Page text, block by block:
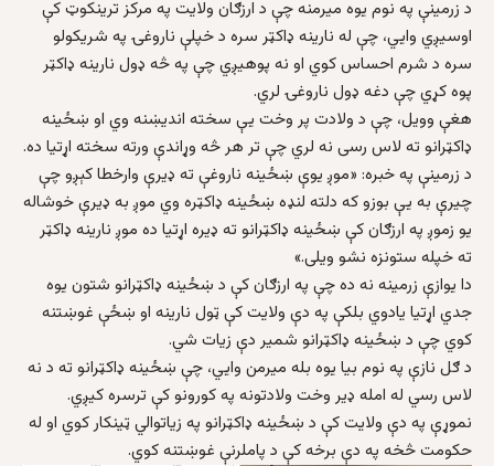
د زرمينې په نوم یوه میرمنه چې د ارزګان ولايت په مرکز ترينکوټ کې
اوسيږي وايي، چې له نارينه ډاکټر سره د خپلې ناروغۍ په شريکولو
سره د شرم احساس کوي او نه پوهيږي چې په څه ډول نارينه ډاکټر
پوه کړي چې دغه ډول ناروغۍ لري.
هغې وويل، چې د ولادت پر وخت يې سخته انديښنه وي او ښځينه
ډاکټرانو ته لاس رسی نه لري چې تر هر څه وړاندې ورته سخته اړتیا ده.
د زرمینې په خبره: «موږ یوې ښځینه ناروغې ته ډیرې وارخطا کېږو چې
چيرې به يې بوزو که دلته لنډه ښځينه ډاکټره وي موږ به ډيرې خوشاله
يو زموږ په ارزګان کې ښځینه ډاکټرانو ته ډیره اړتیا ده موږ نارینه ډاکټر
ته خپله ستونزه نشو ویلی.»
دا يوازې زرمينه نه ده چې په ارزګان کې د ښځينه ډاکټرانو شتون يوه
جدي اړتيا يادوي بلکې په دې ولايت کې ټول نارينه او ښځې غوښتنه
کوي چې د ښځينه ډاکټرانو شمير دې زيات شي.
د ګل نازې په نوم بیا یوه بله ميرمن وايي، چې ښځينه ډاکټرانو ته د نه
لاس رسي له امله ډير وخت ولادتونه په کورونو کې ترسره کيږي.
نموړې په دې ولایت کې د ښځینه ډاکټرانو په زیاتوالي ټینکار کوي او له
حکومت څخه په دې برخه کې د پاملرنې غوښتنه کوي.